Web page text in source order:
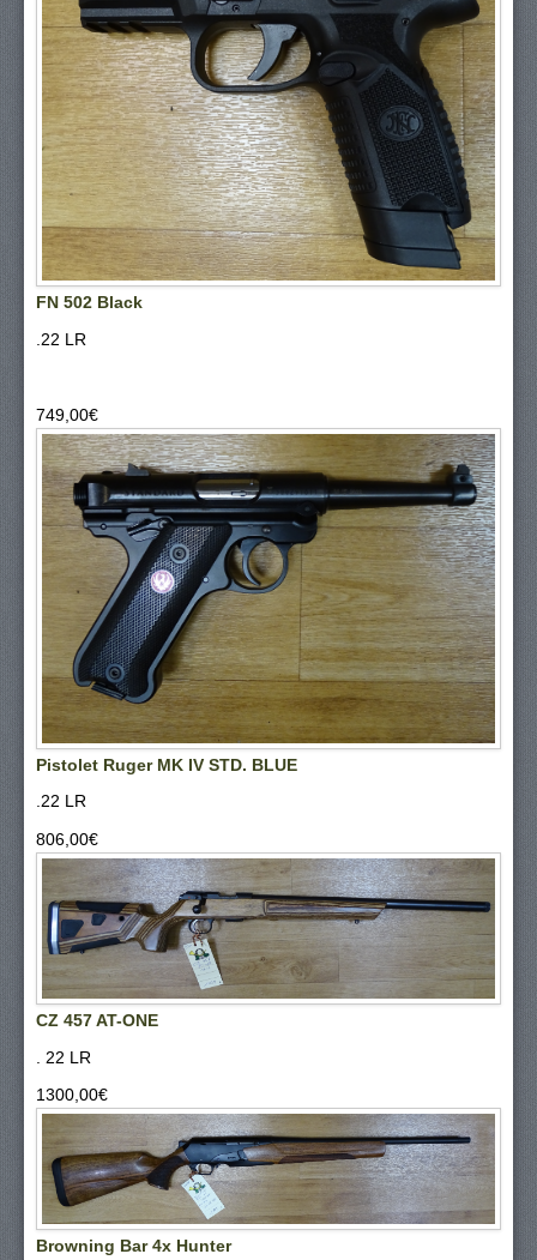
FN 502 Black
.22 LR
749,00‎€
Pistolet Ruger MK IV STD. BLUE
.22 LR
806,00‎€
CZ 457 AT-ONE
. 22 LR
1300,00‎€
Browning Bar 4x Hunter